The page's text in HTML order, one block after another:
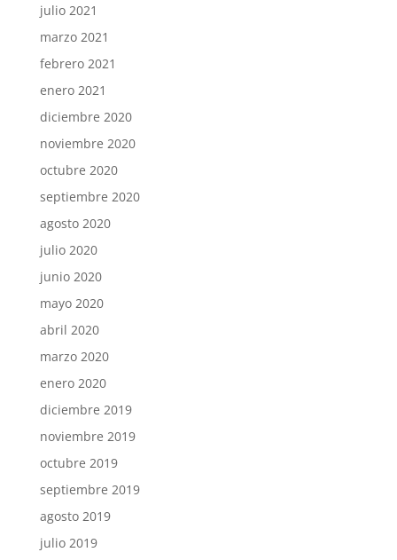
julio 2021
marzo 2021
febrero 2021
enero 2021
diciembre 2020
noviembre 2020
octubre 2020
septiembre 2020
agosto 2020
julio 2020
junio 2020
mayo 2020
abril 2020
marzo 2020
enero 2020
diciembre 2019
noviembre 2019
octubre 2019
septiembre 2019
agosto 2019
julio 2019